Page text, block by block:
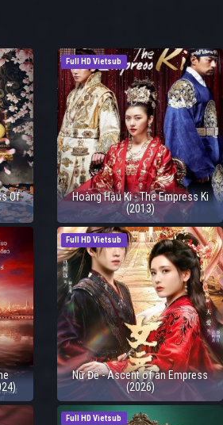
Of
Full HD Vietsub
Hoàng Hậu Ki - The Empress Ki
(2013)
Full HD Vietsub
Nữ Đế - Ascent of an Empress
(2026)
Full HD Vietsub